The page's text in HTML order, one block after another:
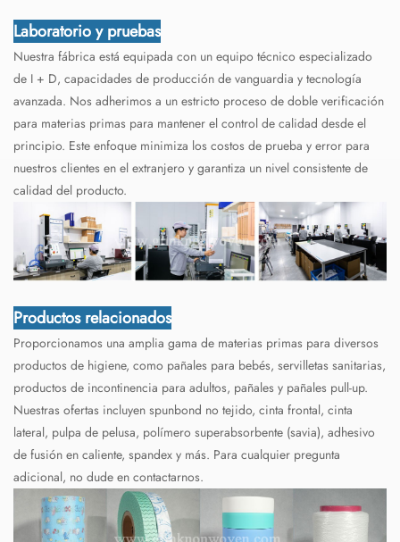
Laboratorio y pruebas
Nuestra fábrica está equipada con un equipo técnico especializado
de I + D, capacidades de producción de vanguardia y tecnología
avanzada. Nos adherimos a un estricto proceso de doble verificación
para materias primas para mantener el control de calidad desde el
principio. Este enfoque minimiza los costos de prueba y error para
nuestros clientes en el extranjero y garantiza un nivel consistente de
calidad del producto.
Productos relacionados
Proporcionamos una amplia gama de materias primas para diversos
productos de higiene, como pañales para bebés, servilletas sanitarias,
productos de incontinencia para adultos, pañales y pañales pull-up.
Nuestras ofertas incluyen spunbond no tejido, cinta frontal, cinta
lateral, pulpa de pelusa, polímero superabsorbente (savia), adhesivo
de fusión en caliente, spandex y más. Para cualquier pregunta
adicional, no dude en contactarnos.